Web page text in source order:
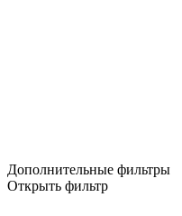
Информация
Дополнительные фильтры
Открыть фильтр